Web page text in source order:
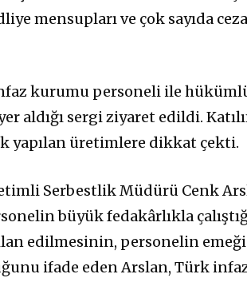
mensupları ve çok sayıda
kurumu personeli ile
aldığı sergi ziyaret edildi.
yapılan üretimlere dikkat çekti.
Serbestlik Müdürü Cenk
büyük fedakârlıkla
edilmesinin, personelin
ifade eden Arslan, Türk